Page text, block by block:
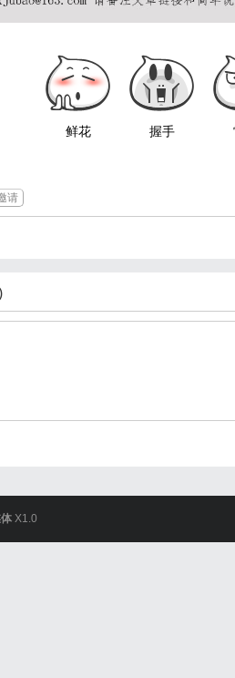
鲜花 握手
请
X1.0